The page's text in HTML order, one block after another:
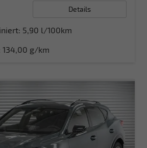
Details
5,90 l/100km
134,00 g/km